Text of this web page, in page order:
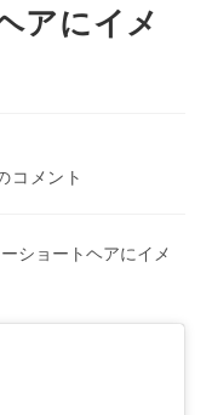
アにイメ
コメント
ショートヘアにイメ